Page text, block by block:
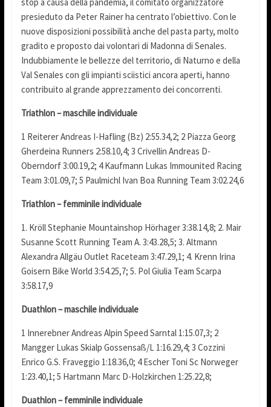
stop a causa della pandemia, il comitato organizzatore
presieduto da Peter Rainer ha centrato l’obiettivo. Con le
nuove disposizioni possibilità anche del pasta party, molto
gradito e proposto dai volontari di Madonna di Senales.
Indubbiamente le bellezze del territorio, di Naturno e della
Val Senales con gli impianti sciistici ancora aperti, hanno
contribuito al grande apprezzamento dei concorrenti.
Triathlon – maschile individuale
1 Reiterer Andreas I-Hafling (Bz) 2:55.34,2; 2 Piazza Georg
Gherdeina Runners 2:58.10,4; 3 Crivellin Andreas D-
Oberndorf 3:00.19,2; 4 Kaufmann Lukas Immounited Racing
Team 3:01.09,7; 5 Paulmichl Ivan Boa Running Team 3:02.24,6
Triathlon – femminile individuale
1. Kröll Stephanie Mountainshop Hörhager 3:38.14,8; 2. Mair
Susanne Scott Running Team A. 3:43.28,5; 3. Altmann
Alexandra Allgäu Outlet Raceteam 3:47.29,1; 4. Krenn Irina
Goisern Bike World 3:54.25,7; 5. Pol Giulia Team Scarpa
3:58.17,9
Duathlon – maschile individuale
1 Innerebner Andreas Alpin Speed Sarntal 1:15.07,3; 2
Mangger Lukas Skialp Gossensaß/L 1:16.29,4; 3 Cozzini
Enrico G.S. Fraveggio 1:18.36,0; 4 Escher Toni Sc Norweger
1:23.40,1; 5 Hartmann Marc D-Holzkirchen 1:25.22,8;
Duathlon – femminile individuale